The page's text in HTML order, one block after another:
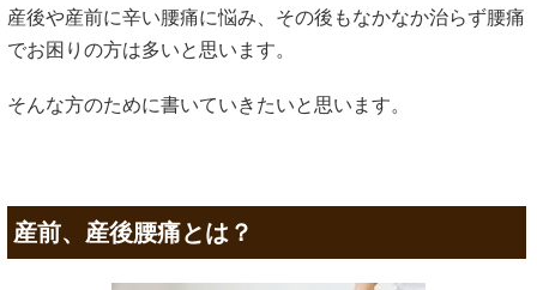
産後や産前に辛い腰痛に悩み、その後もなかなか治らず腰痛
でお困りの方は多いと思います。
そんな方のために書いていきたいと思います。
産前、産後腰痛とは？